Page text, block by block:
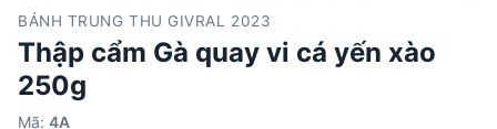
BÁNH TRUNG THU GIVRAL 2023
Thập cẩm Gà quay vi cá yến xào
250g
Mã: 4A